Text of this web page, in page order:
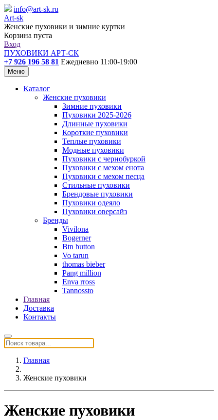
info@art-sk.ru
Art-sk
Женские пуховики и зимние куртки
Корзина пуста
Вход
ПУХОВИКИ АРТ-СК
+7 926 196 58 81 Ежедневно 11:00-19:00
Меню
Каталог
Женские пуховики
Зимние пуховики
Пуховики 2025-2026
Длинные пуховики
Короткие пуховики
Теплые пуховики
Модные пуховики
Пуховики с чернобуркой
Пуховики с мехом енота
Пуховики с мехом песца
Стильные пуховики
Брендовые пуховики
Пуховики одеяло
Пуховики оверсайз
Бренды
Vivilona
Bogerner
Btn button
Vo tarun
thomas bieber
Pang million
Enva rross
Tannossto
Главная
Доставка
Контакты
Главная
Женские пуховики
Женские пуховики